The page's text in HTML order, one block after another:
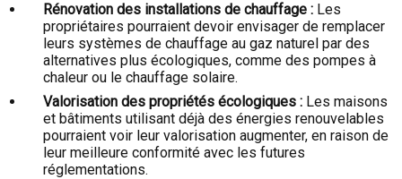
Rénovation des installations de chauffage : Les
propriétaires pourraient devoir envisager de remplacer
leurs systèmes de chauffage au gaz naturel par des
alternatives plus écologiques, comme des pompes à
chaleur ou le chauffage solaire.
Valorisation des propriétés écologiques : Les maisons
et bâtiments utilisant déjà des énergies renouvelables
pourraient voir leur valorisation augmenter, en raison de
leur meilleure conformité avec les futures
réglementations.